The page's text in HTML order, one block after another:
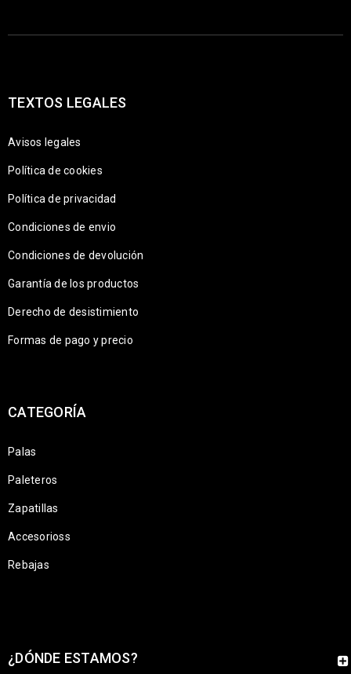
TEXTOS LEGALES
Avisos legales
Política de cookies
Política de privacidad
Condiciones de envio
Condiciones de devolución
Garantía de los productos
Derecho de desistimiento
Formas de pago y precio
CATEGORÍA
Palas
Paleteros
Zapatillas
Accesorioss
Rebajas
¿DÓNDE ESTAMOS?